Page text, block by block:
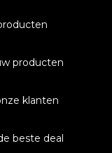
producten
klanten
beste deal